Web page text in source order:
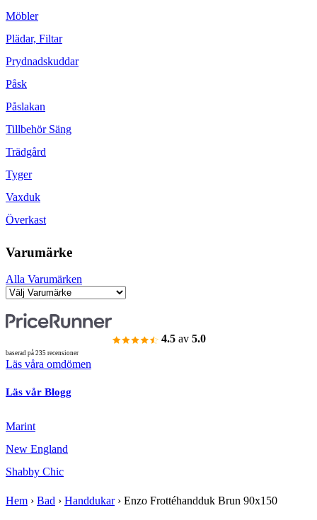
Möbler
Plädar, Filtar
Prydnadskuddar
Påsk
Påslakan
Tillbehör Säng
Trädgård
Tyger
Vaxduk
Överkast
Varumärke
Alla Varumärken
4.5 av 5.0
baserad på 235 recensioner
Läs våra omdömen
Läs vår Blogg
Marint
New England
Shabby Chic
Hem › Bad › Handdukar› Enzo Frottéhandduk Brun 90x150